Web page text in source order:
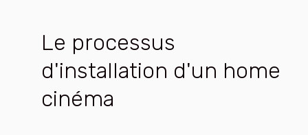
Le processus
d'installation d'un home
cinéma